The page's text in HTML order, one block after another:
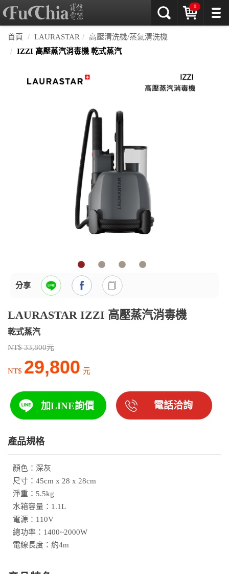
0
首頁 LAURASTAR
高壓清洗機/蒸氣清洗機
IZZI 高壓蒸汽消毒機 乾式蒸汽
分享
LAURASTAR IZZI 高壓蒸汽消毒機
乾式蒸汽
NT$ 33,800元
NT$ 29,800 元
加LINE詢價 電話洽詢
產品規格
顏色：深灰
尺寸：45cm x 28 x 28cm
淨重：5.5kg
水箱容量：1.1L
電源：110V
總功率：1400~2000W
電線長度：約4m